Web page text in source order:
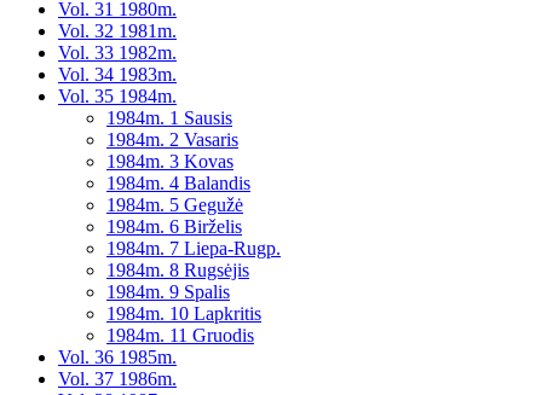
Vol. 31 1980m.
Vol. 32 1981m.
Vol. 33 1982m.
Vol. 34 1983m.
Vol. 35 1984m.
1984m. 1 Sausis
1984m. 2 Vasaris
1984m. 3 Kovas
1984m. 4 Balandis
1984m. 5 Gegužė
1984m. 6 Birželis
1984m. 7 Liepa-Rugp.
1984m. 8 Rugsėjis
1984m. 9 Spalis
1984m. 10 Lapkritis
1984m. 11 Gruodis
Vol. 36 1985m.
Vol. 37 1986m.